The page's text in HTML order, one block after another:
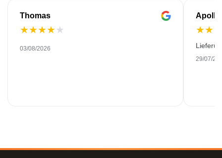
Thomas
★★★★★
03/08/2026
★★
29/07/